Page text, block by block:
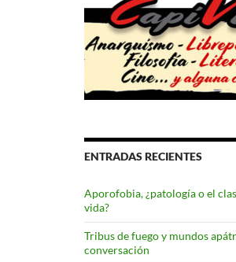
ENTRADAS RECIENTES
Aporofobia, ¿patología o el
vida?
Tribus de fuego y mundos
conversación